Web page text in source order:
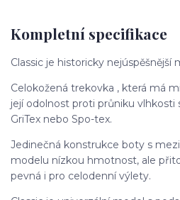
Kompletní specifikace
Classic je historicky nejúspěšnější
Celokožená trekovka , která má
její odolnost proti průniku vlhkosti
GriTex nebo Spo-tex.
Jedinečná konstrukce boty s
modelu nízkou hmotnost, ale
pevná i pro celodenní výlety.